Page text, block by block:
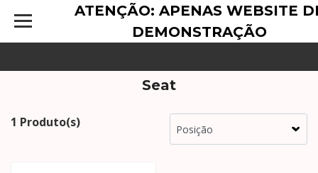
ATENÇÃO: APENAS WEBSITE
DEMONSTRAÇÃO
Seat
1 Produto(s)